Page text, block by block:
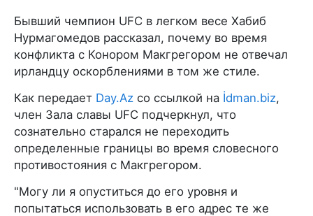
Бывший чемпион UFC в легком весе Хабиб
Нурмагомедов рассказал, почему во время
конфликта с Конором Макгрегором не отвечал
ирландцу оскорблениями в том же стиле.
Как передает Day.Az со ссылкой на İdman.biz,
член Зала славы UFC подчеркнул, что
сознательно старался не переходить
определенные границы во время словесного
противостояния с Макгрегором.
"Могу ли я опуститься до его уровня и
попытаться использовать в его адрес те же